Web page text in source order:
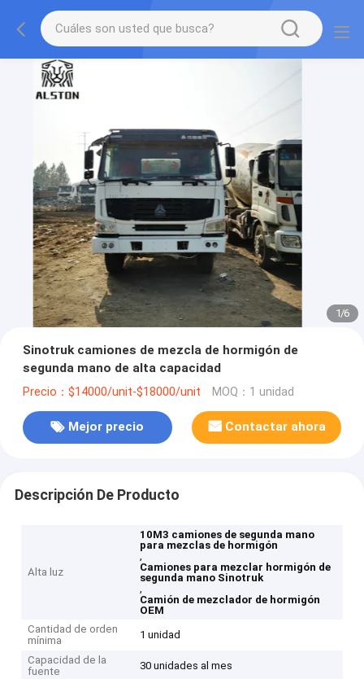
1/6
Sinotruk camiones de mezcla de hormigón de
segunda mano de alta capacidad
Precio：$14000/unit-$18000/unit MOQ：1 unidad
Mejor precio Contactar ahora
Descripción De Producto
Alta luz
10M3 camiones de segunda mano
para mezclas de hormigón
,
Camiones para mezclar hormigón de
segunda mano Sinotruk
,
Camión de mezclador de hormigón
OEM
Cantidad de orden
mínima
1 unidad
Capacidad de la
fuente
30 unidades al mes